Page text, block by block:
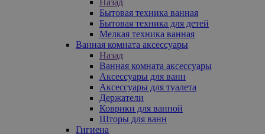
Бытовая техника ванная
Бытовая техника для детей
Мелкая техника ванная
Ванная комната аксессуары
Назад
Ванная комната аксессуары
Аксессуары для ванн
Аксессуары для туалета
Держатели
Коврики для ванной
Шторы для ванн
Гигиена